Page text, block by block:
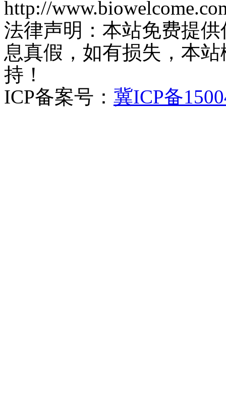
http://
法律声明：本站免费提
息真假，如有损失，本
持！
ICP备案号： 冀ICP备